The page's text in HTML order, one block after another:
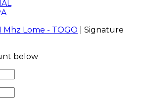
Mhz Lome - TOGO | Signature
below